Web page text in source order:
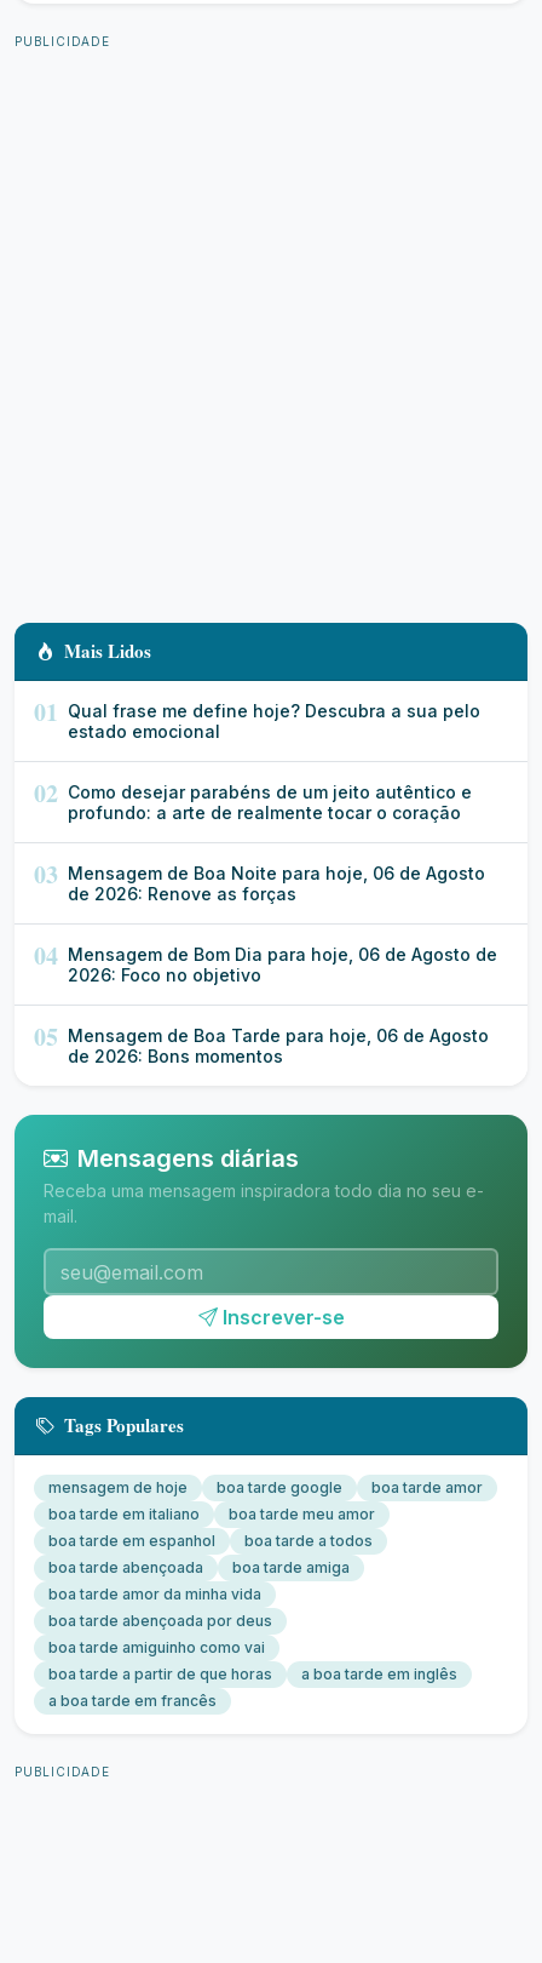
PUBLICIDADE
Mais Lidos
01 Qual frase me define hoje? Descubra a sua pelo
estado emocional
02 Como desejar parabéns de um jeito autêntico e
profundo: a arte de realmente tocar o coração
03 Mensagem de Boa Noite para hoje, 06 de Agosto
de 2026: Renove as forças
04 Mensagem de Bom Dia para hoje, 06 de Agosto de
2026: Foco no objetivo
05 Mensagem de Boa Tarde para hoje, 06 de Agosto
de 2026: Bons momentos
Mensagens diárias
Receba uma mensagem inspiradora todo dia no seu e-
mail.
Inscrever-se
Tags Populares
mensagem de hoje boa tarde google
boa tarde amor
boa tarde em italiano
boa tarde meu amor
boa tarde em espanhol
boa tarde a todos
boa tarde abençoada
boa tarde amiga
boa tarde amor da minha vida
boa tarde abençoada por deus
boa tarde amiguinho como vai
boa tarde a partir de que horas
a boa tarde em inglês
a boa tarde em francês
PUBLICIDADE